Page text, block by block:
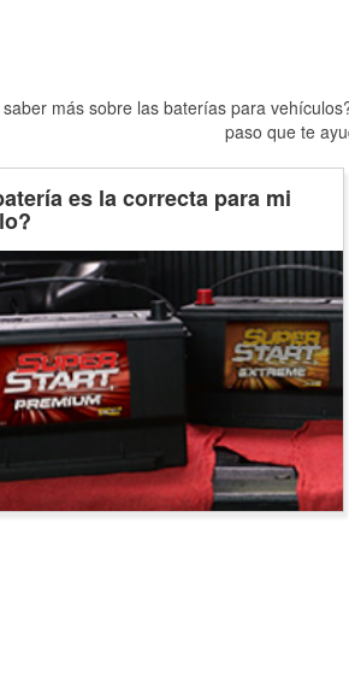
más sobre las baterías para
paso que te
es la correcta para mi